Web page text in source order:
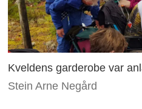
Kveldens garderobe var
Stein Arne Negård